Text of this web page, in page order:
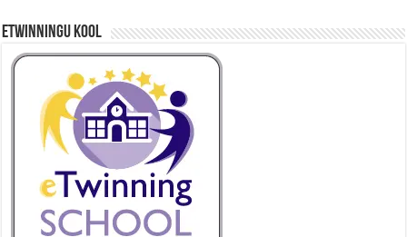
eTwinningu kool